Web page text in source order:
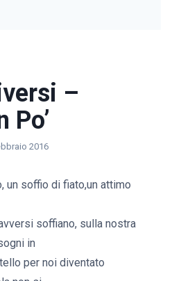
–
Po’
2016
un soffio di fiato,un attimo
soffiano, sulla nostra
in
per noi diventato